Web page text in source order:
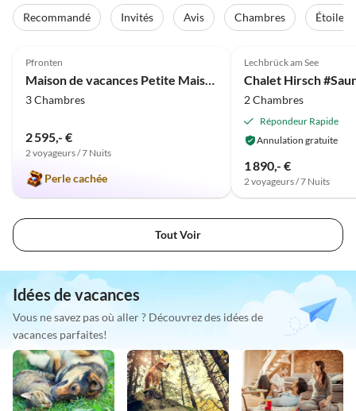
Recommandé Invités Avis Chambres
Étoiles
Pfronten
Maison de vacances Petite Maison Kienberg
3 Chambres
2 595,- €
2 voyageurs / 7 Nuits
Perle cachée
Lechbrück am See
Chalet Hirsch
2 Chambres
Répondeur Rapide
Annulation gratuite
1 890,- €
2 voyageurs / 7 Nuits
Tout Voir
Idées de vacances
Vous ne savez pas où aller ? Découvrez des idées de
vacances parfaites!